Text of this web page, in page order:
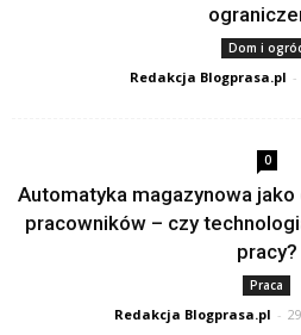
Dom i
Redakcja Blogprasa.pl -
0
Automatyka magazynowa
pracowników – czy
pracy?
Praca
Redakcja Blogprasa.pl -